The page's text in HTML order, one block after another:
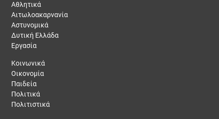
Αθλητικά
Αιτωλοακαρνανία
Αστυνομικά
Δυτική Ελλάδα
Εργασία
Κοινωνικά
Οικονομία
Παιδεία
Πολιτικά
Πολιτιστικά